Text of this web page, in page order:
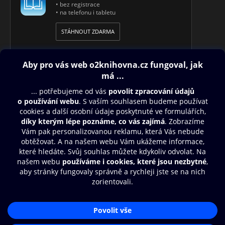
• bez registrace
• na telefonu i tabletu
STÁHNOUT ZDARMA
Obsah ke stažení
Moje O2 Knihovna
Další zábava
© O2 Czech Republic a.s.
Zásady zpracování osobních údajůAplikace O2 Knihovna